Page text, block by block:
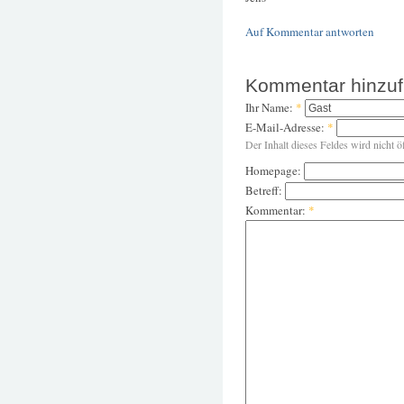
Auf Kommentar antworten
Kommentar
Ihr Name: *
E-Mail-Adresse: *
Der Inhalt dieses Feldes wird nicht
Homepage:
Betreff:
Kommentar: *